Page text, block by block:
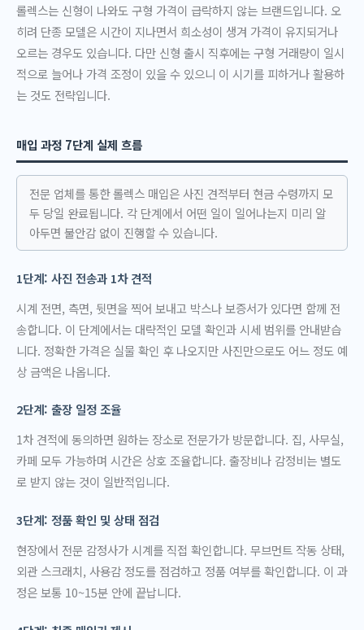
롤렉스는 신형이 나와도 구형 가격이 급락하지 않는 브랜드입니다. 오
히려 단종 모델은 시간이 지나면서 희소성이 생겨 가격이 유지되거나
오르는 경우도 있습니다. 다만 신형 출시 직후에는 구형 거래량이 일시
적으로 늘어나 가격 조정이 있을 수 있으니 이 시기를 피하거나 활용하
는 것도 전략입니다.
매입 과정 7단계 실제 흐름
전문 업체를 통한 롤렉스 매입은 사진 견적부터 현금 수령까지 모
두 당일 완료됩니다. 각 단계에서 어떤 일이 일어나는지 미리 알
아두면 불안감 없이 진행할 수 있습니다.
1단계: 사진 전송과 1차 견적
시계 전면, 측면, 뒷면을 찍어 보내고 박스나 보증서가 있다면 함께 전
송합니다. 이 단계에서는 대략적인 모델 확인과 시세 범위를 안내받습
니다. 정확한 가격은 실물 확인 후 나오지만 사진만으로도 어느 정도 예
상 금액은 나옵니다.
2단계: 출장 일정 조율
1차 견적에 동의하면 원하는 장소로 전문가가 방문합니다. 집, 사무실,
카페 모두 가능하며 시간은 상호 조율합니다. 출장비나 감정비는 별도
로 받지 않는 것이 일반적입니다.
3단계: 정품 확인 및 상태 점검
현장에서 전문 감정사가 시계를 직접 확인합니다. 무브먼트 작동 상태,
외관 스크래치, 사용감 정도를 점검하고 정품 여부를 확인합니다. 이 과
정은 보통 10~15분 안에 끝납니다.